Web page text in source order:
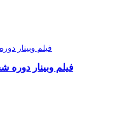
فیلم وبینار دوره